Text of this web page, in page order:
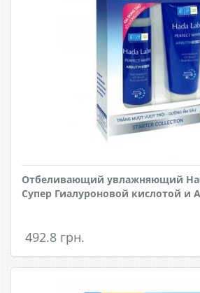
Отбеливающий увлажняющий
Супер Гиалуроновой кислотой и
492.8 грн.